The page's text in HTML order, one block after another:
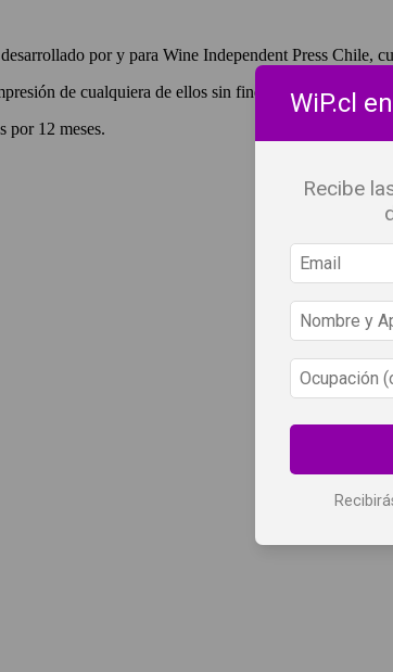
por y para Wine Independent Press Chile,
de cualquiera de ellos sin fines de lucro, debes
por 12 meses.
WiP.cl
Recibe